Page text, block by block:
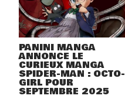
PANINI MANGA
ANNONCE LE
CURIEUX MANGA
SPIDER-MAN : OCTO-
GIRL POUR
SEPTEMBRE 2025